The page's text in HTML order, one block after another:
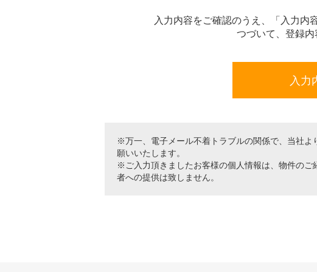
入力内容をご確認のうえ、「入力内
つづいて、登録内
※万一、電子メール不着トラブルの関係で、当社
願いいたします。
※ご入力頂きましたお客様の個人情報は、物件の
者への提供は致しません。